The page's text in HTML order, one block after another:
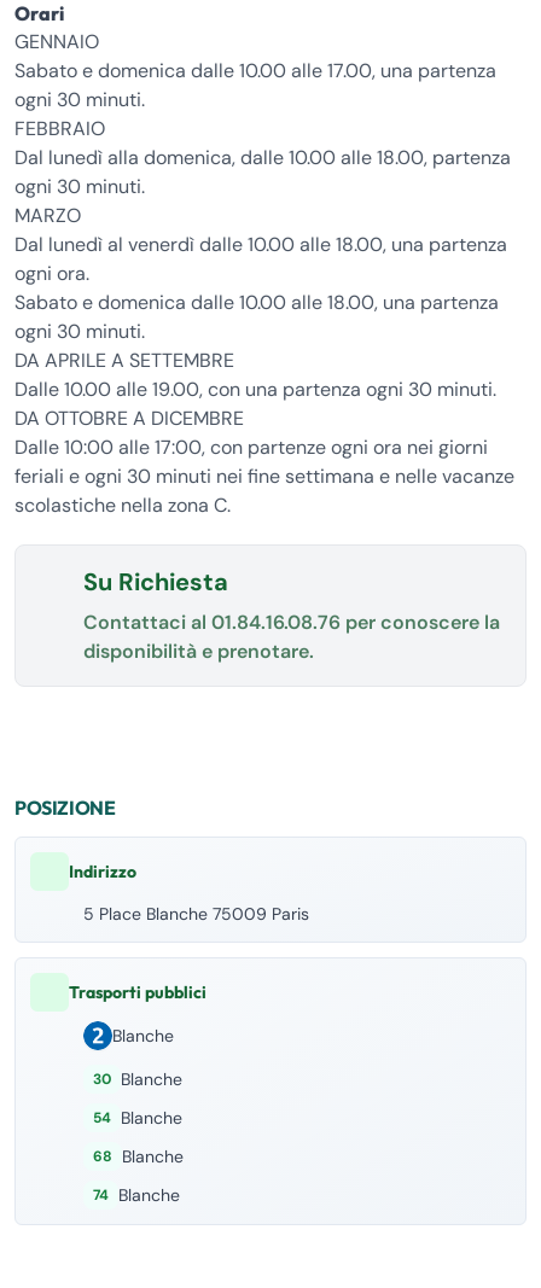
Orari
GENNAIO
Sabato e domenica dalle 10.00 alle 17.00, una partenza
ogni 30 minuti.
FEBBRAIO
Dal lunedì alla domenica, dalle 10.00 alle 18.00, partenza
ogni 30 minuti.
MARZO
Dal lunedì al venerdì dalle 10.00 alle 18.00, una partenza
ogni ora.
Sabato e domenica dalle 10.00 alle 18.00, una partenza
ogni 30 minuti.
DA APRILE A SETTEMBRE
Dalle 10.00 alle 19.00, con una partenza ogni 30 minuti.
DA OTTOBRE A DICEMBRE
Dalle 10:00 alle 17:00, con partenze ogni ora nei giorni
feriali e ogni 30 minuti nei fine settimana e nelle vacanze
scolastiche nella zona C.
Su Richiesta
Contattaci al 01.84.16.08.76 per conoscere la
disponibilità e prenotare.
POSIZIONE
Indirizzo
5 Place Blanche 75009 Paris
Trasporti pubblici
Blanche
30 Blanche
54 Blanche
68 Blanche
74 Blanche